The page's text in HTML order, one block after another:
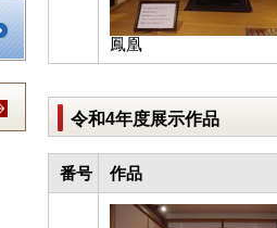
鳳凰
令和4年度展示作品
番号 作品